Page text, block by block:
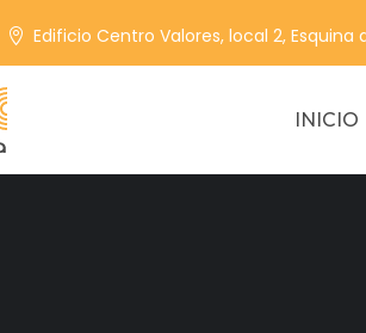
Edificio Centro Valores, local 2, Esquina
INICIO